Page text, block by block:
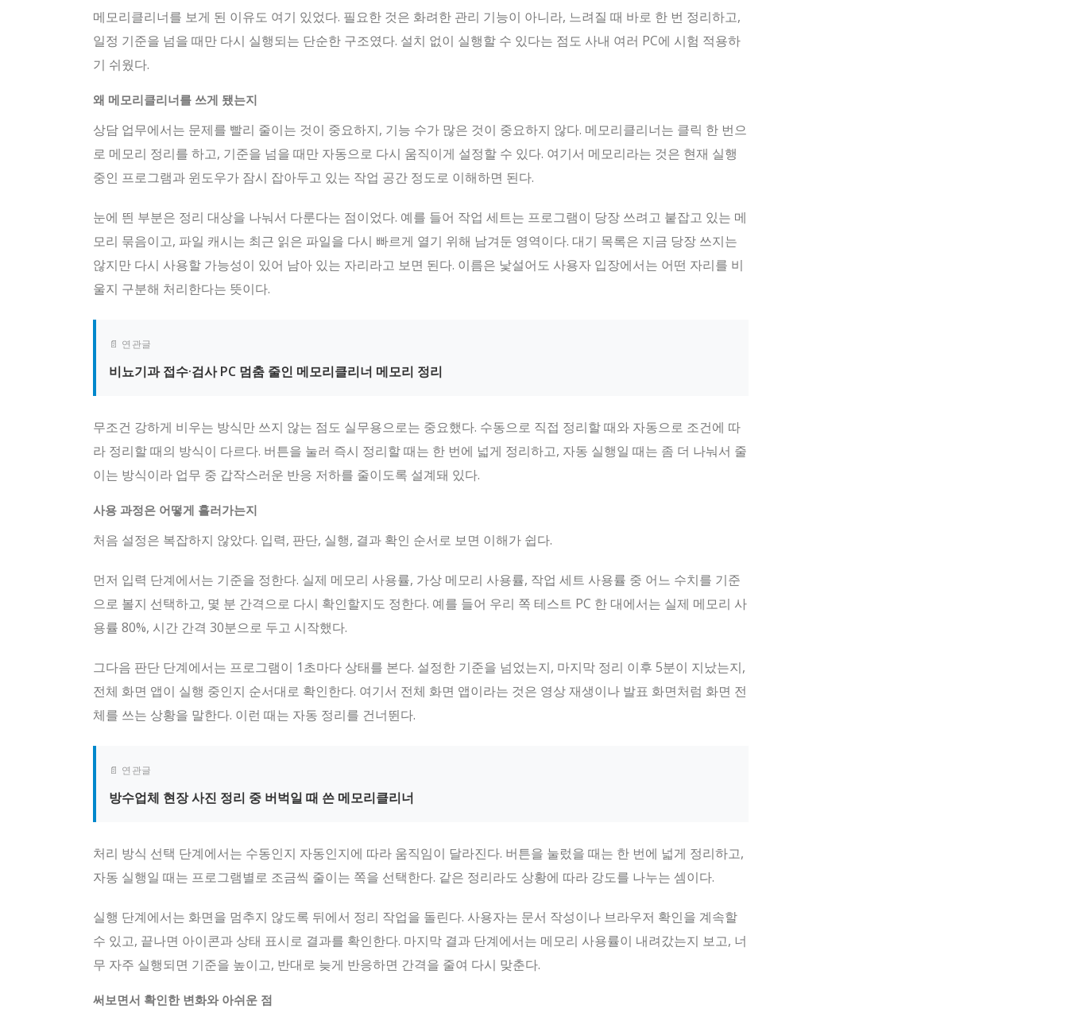
메모리클리너를 보게 된 이유도 여기 있었다. 필요한 것은 화려한 관리 기능이 아니라, 느려질 때 바로 한 번 정리하고,
일정 기준을 넘을 때만 다시 실행되는 단순한 구조였다. 설치 없이 실행할 수 있다는 점도 사내 여러 PC에 시험 적용하
기 쉬웠다.
왜 메모리클리너를 쓰게 됐는지
상담 업무에서는 문제를 빨리 줄이는 것이 중요하지, 기능 수가 많은 것이 중요하지 않다. 메모리클리너는 클릭 한 번으
로 메모리 정리를 하고, 기준을 넘을 때만 자동으로 다시 움직이게 설정할 수 있다. 여기서 메모리라는 것은 현재 실행
중인 프로그램과 윈도우가 잠시 잡아두고 있는 작업 공간 정도로 이해하면 된다.
눈에 띈 부분은 정리 대상을 나눠서 다룬다는 점이었다. 예를 들어 작업 세트는 프로그램이 당장 쓰려고 붙잡고 있는 메
모리 묶음이고, 파일 캐시는 최근 읽은 파일을 다시 빠르게 열기 위해 남겨둔 영역이다. 대기 목록은 지금 당장 쓰지는
않지만 다시 사용할 가능성이 있어 남아 있는 자리라고 보면 된다. 이름은 낯설어도 사용자 입장에서는 어떤 자리를 비
울지 구분해 처리한다는 뜻이다.
📄 연관글
비뇨기과 접수·검사 PC 멈춤 줄인 메모리클리너 메모리 정리
무조건 강하게 비우는 방식만 쓰지 않는 점도 실무용으로는 중요했다. 수동으로 직접 정리할 때와 자동으로 조건에 따
라 정리할 때의 방식이 다르다. 버튼을 눌러 즉시 정리할 때는 한 번에 넓게 정리하고, 자동 실행일 때는 좀 더 나눠서 줄
이는 방식이라 업무 중 갑작스러운 반응 저하를 줄이도록 설계돼 있다.
사용 과정은 어떻게 흘러가는지
처음 설정은 복잡하지 않았다. 입력, 판단, 실행, 결과 확인 순서로 보면 이해가 쉽다.
먼저 입력 단계에서는 기준을 정한다. 실제 메모리 사용률, 가상 메모리 사용률, 작업 세트 사용률 중 어느 수치를 기준
으로 볼지 선택하고, 몇 분 간격으로 다시 확인할지도 정한다. 예를 들어 우리 쪽 테스트 PC 한 대에서는 실제 메모리 사
용률 80%, 시간 간격 30분으로 두고 시작했다.
그다음 판단 단계에서는 프로그램이 1초마다 상태를 본다. 설정한 기준을 넘었는지, 마지막 정리 이후 5분이 지났는지,
전체 화면 앱이 실행 중인지 순서대로 확인한다. 여기서 전체 화면 앱이라는 것은 영상 재생이나 발표 화면처럼 화면 전
체를 쓰는 상황을 말한다. 이런 때는 자동 정리를 건너뛴다.
📄 연관글
방수업체 현장 사진 정리 중 버벅일 때 쓴 메모리클리너
처리 방식 선택 단계에서는 수동인지 자동인지에 따라 움직임이 달라진다. 버튼을 눌렀을 때는 한 번에 넓게 정리하고,
자동 실행일 때는 프로그램별로 조금씩 줄이는 쪽을 선택한다. 같은 정리라도 상황에 따라 강도를 나누는 셈이다.
실행 단계에서는 화면을 멈추지 않도록 뒤에서 정리 작업을 돌린다. 사용자는 문서 작성이나 브라우저 확인을 계속할
수 있고, 끝나면 아이콘과 상태 표시로 결과를 확인한다. 마지막 결과 단계에서는 메모리 사용률이 내려갔는지 보고, 너
무 자주 실행되면 기준을 높이고, 반대로 늦게 반응하면 간격을 줄여 다시 맞춘다.
써보면서 확인한 변화와 아쉬운 점